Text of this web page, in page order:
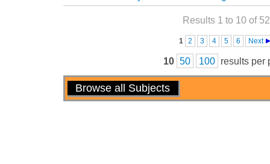
Results 1 to 10 of 52
1 2 3 4 5 6 Next
10 50 100 results per
Actions
Browse all Subjects